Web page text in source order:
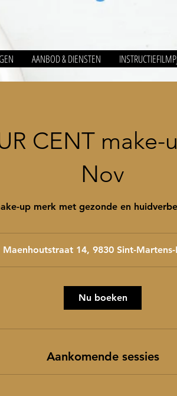
AANBOD & DIENSTEN
CENT make-
Nov
Maenhoutstraat 14, 9830 Sint-Martens-
Nu boeken
Aankomende sessies